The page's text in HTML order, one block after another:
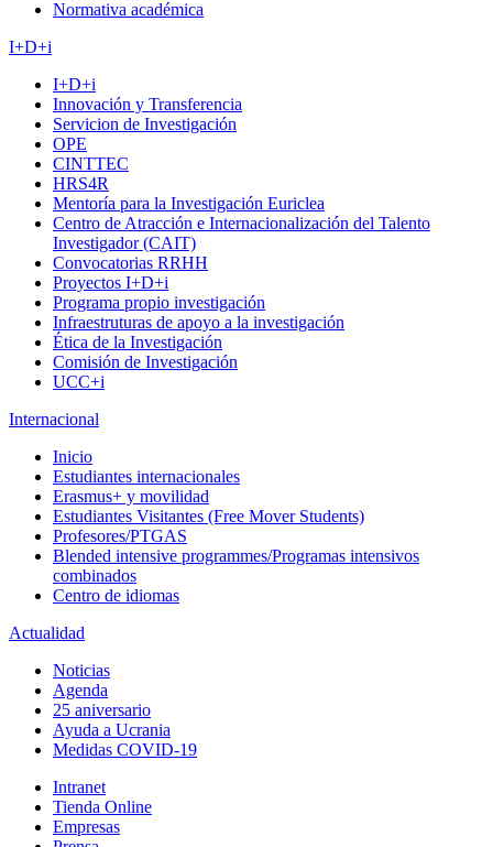
Normativa académica
I+D+i
I+D+i
Innovación y Transferencia
Servicion de Investigación
OPE
CINTTEC
HRS4R
Mentoría para la Investigación Euriclea
Centro de Atracción e Internacionalización del Talento
Investigador (CAIT)
Convocatorias RRHH
Proyectos I+D+i
Programa propio investigación
Infraestruturas de apoyo a la investigación
Ética de la Investigación
Comisión de Investigación
UCC+i
Internacional
Inicio
Estudiantes internacionales
Erasmus+ y movilidad
Estudiantes Visitantes (Free Mover Students)
Profesores/PTGAS
Blended intensive programmes/Programas intensivos
combinados
Centro de idiomas
Actualidad
Noticias
Agenda
25 aniversario
Ayuda a Ucrania
Medidas COVID-19
Intranet
Tienda Online
Empresas